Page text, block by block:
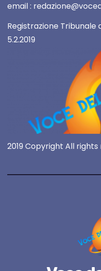
email :
Registrazione Tribunale
5.2.2019
2019 Copyright All